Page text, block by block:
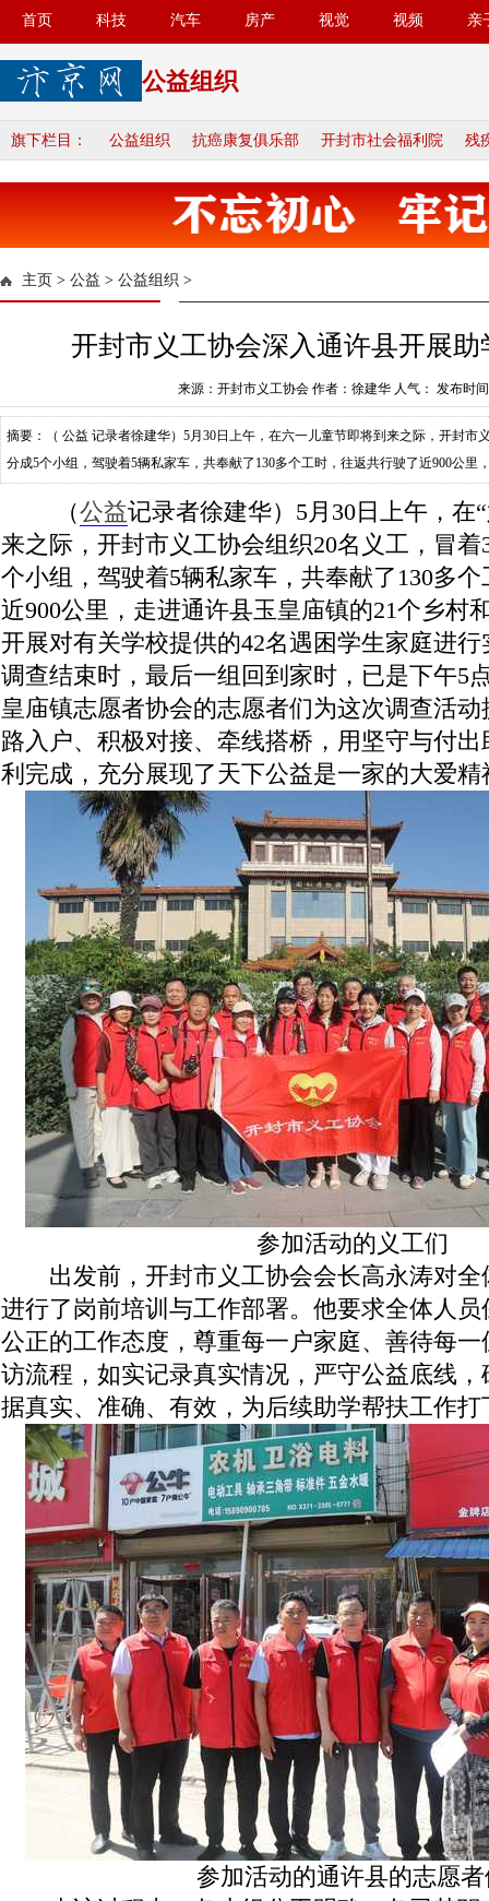
首页 科技 汽车 房产 视觉 视频 亲
公益组织
旗下栏目： 公益组织 抗癌康复俱乐部 开封市社会福利院 残
主页 > 公益 > 公益组织 >
开封市义工协会深入通许县开展
来源：开封市义工协会 作者：徐建华 人气： 发布时
摘要：（ 公益 记录者徐建华）5月30日上午，在六一儿童节即将到来之际，开封市
分成5个小组，驾驶着5辆私家车，共奉献了130多个工时，往返共行驶了近900公里
（公益记录者徐建华）5月30日上午，在
来之际，开封市义工协会组织20名义工，冒
个小组，驾驶着5辆私家车，共奉献了130多
近900公里，走进通许县玉皇庙镇的21个乡村
开展对有关学校提供的42名遇困学生家庭进
调查结束时，最后一组回到家时，已是下午5
皇庙镇志愿者协会的志愿者们为这次调查活
路入户、积极对接、牵线搭桥，用坚守与付
利完成，充分展现了天下公益是一家的大爱精
参加活动的义工们
出发前，开封市义工协会会长高永涛对全
进行了岗前培训与工作部署。他要求全体人
公正的工作态度，尊重每一户家庭、善待每
访流程，如实记录真实情况，严守公益底线
据真实、准确、有效，为后续助学帮扶工作
参加活动的通许县的志愿